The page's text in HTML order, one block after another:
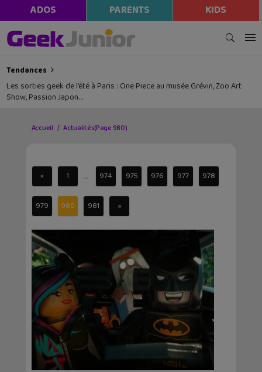
ADOS PARENTS KIDS
Tendances
Les sorties geek de l’été à Paris : One Piece au musée Grévin, Zoo Art
Show, Passion Japon…
Accueil Actualités(Page 980)
« 1 ... 974 975 976 977 978
979 980 981 »